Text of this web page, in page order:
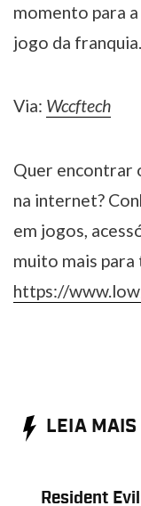
momento para
jogo da franquia.
Via: Wccftech
Quer encontrar
na internet?
em jogos,
muito mais
https://
LEIA MAIS
Resident